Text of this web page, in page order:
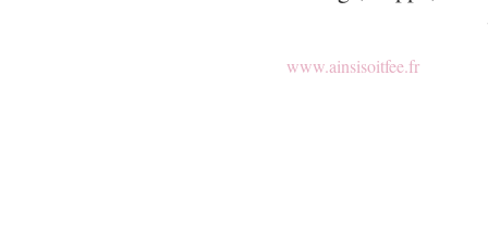
www.ainsisoitfee.fr